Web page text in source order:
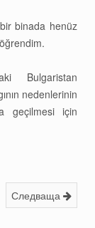
binada henüz
Bulgaristan
nedenlerinin
geçilmesi için
Следваща